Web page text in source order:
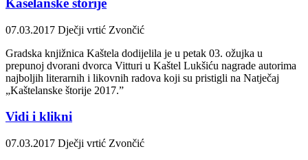
Kašelanske štorije
07.03.2017 Dječji vrtić Zvončić
Gradska knjižnica Kaštela dodijelila je u petak 03. ožujka u
prepunoj dvorani dvorca Vitturi u Kaštel Lukšiću nagrade autorima
najboljih literarnih i likovnih radova koji su pristigli na Natječaj
„Kaštelanske štorije 2017.”
Vidi i klikni
07.03.2017 Dječji vrtić Zvončić